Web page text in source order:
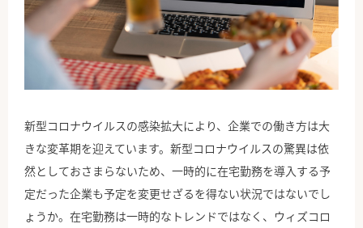
公式Facebook
新型コロナウイルスの感染拡大により、企業での働き方は大
きな変革期を迎えています。新型コロナウイルスの驚異は依
然としておさまらないため、一時的に在宅勤務を導入する予
定だった企業も予定を変更せざるを得ない状況ではないでし
ょうか。在宅勤務は一時的なトレンドではなく、ウィズコロ